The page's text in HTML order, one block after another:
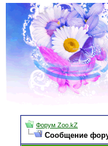
Форум Zoo.kZ
Сообщение